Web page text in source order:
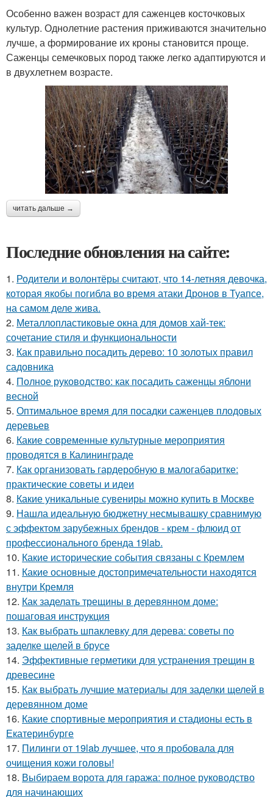
Особенно важен возраст для саженцев косточковых
культур. Однолетние растения приживаются значительно
лучше, а формирование их кроны становится проще.
Саженцы семечковых пород также легко адаптируются и
в двухлетнем возрасте.
читать дальше →
Последние обновления на сайте:
1. Родители и волонтёры считают, что 14-летняя девочка,
которая якобы погибла во время атаки Дронов в Туапсе,
на самом деле жива.
2. Металлопластиковые окна для домов хай-тек:
сочетание стиля и функциональности
3. Как правильно посадить дерево: 10 золотых правил
садовника
4. Полное руководство: как посадить саженцы яблони
весной
5. Оптимальное время для посадки саженцев плодовых
деревьев
6. Какие современные культурные мероприятия
проводятся в Калининграде
7. Как организовать гардеробную в малогабаритке:
практические советы и идеи
8. Какие уникальные сувениры можно купить в Москве
9. Нашла идеальную бюджетну несмывашку сравнимую
с эффектом зарубежных брендов - крем - флюид от
профессионального бренда 19lab.
10. Какие исторические события связаны с Кремлем
11. Какие основные достопримечательности находятся
внутри Кремля
12. Как заделать трещины в деревянном доме:
пошаговая инструкция
13. Как выбрать шпаклевку для дерева: советы по
заделке щелей в брусе
14. Эффективные герметики для устранения трещин в
древесине
15. Как выбрать лучшие материалы для заделки щелей в
деревянном доме
16. Какие спортивные мероприятия и стадионы есть в
Екатеринбурге
17. Пилинги от 19lab лучшее, что я пробовала для
очищения кожи головы!
18. Выбираем ворота для гаража: полное руководство
для начинающих